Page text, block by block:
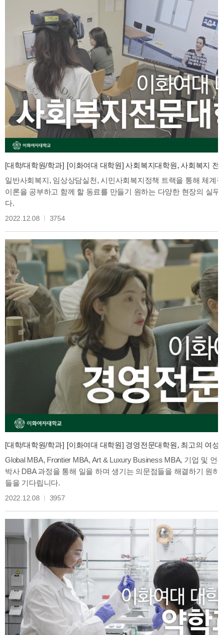
[대학/대학원/학과] [이화여대 대학원] 사회복지대학원, 사회복지 전문인
일반사회복지, 임상상담실천, 시민사회복지정책 트랙을 통해 체계
이론을 공부하고 함께 할 동료를 만들기 원하는 다양한 현장의 실무
다.
2022.12.08 3754
[대학/대학원/학과] [이화여대 대학원] 경영전문대학원, 최고의 여성 경
Global MBA, Frontier MBA, Art & Luxury Business MBA, 기업 및
박사 DBA 과정을 통해 일을 하며 생기는 의문점들을 해결하기 원
들을 기다립니다.
2022.12.08 3957